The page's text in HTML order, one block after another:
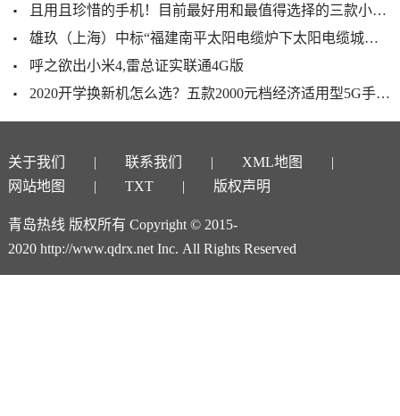
且用且珍惜的手机！目前最好用和最值得选择的三款小屏幕手机
雄玖（上海）中标“福建南平太阳电缆炉下太阳电缆城强夯工程”
呼之欲出小米4,雷总证实联通4G版
2020开学换新机怎么选？五款2000元档经济适用型5G手机推荐
关于我们 联系我们
XML地图
网站地图
TXT 版权声明
青岛热线 版权所有 Copyright © 2015-
2020 http://www.qdrx.net Inc. All Rights Reserved